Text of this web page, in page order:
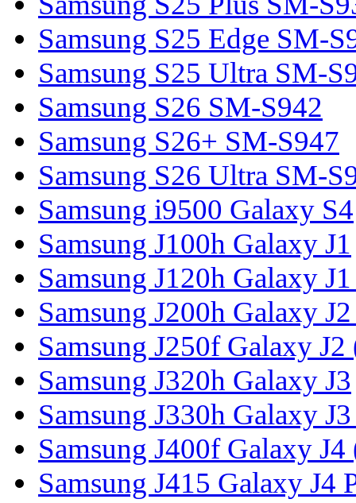
Samsung S25 Edge SM-
Samsung S25 Ultra SM-
Samsung S26 SM-S942
Samsung S26+ SM-S947
Samsung S26 Ultra SM-
Samsung i9500 Galaxy S4
Samsung J100h Galaxy J1
Samsung J120h Galaxy
Samsung J200h Galaxy
Samsung J250f Galaxy
Samsung J320h Galaxy J3
Samsung J330h Galaxy
Samsung J400f Galaxy
Samsung J415 Galaxy J4